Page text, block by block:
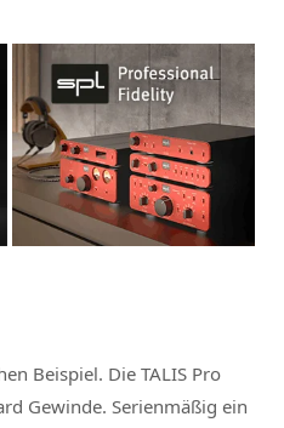
Beispiel. Die TALIS Pro
Gewinde. Serienmäßig ein